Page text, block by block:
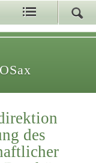
des